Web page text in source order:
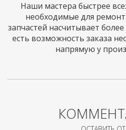
Наши мастера быстрее
необходимые для
запчастей насчитывает
есть возможность заказа
напрямую у